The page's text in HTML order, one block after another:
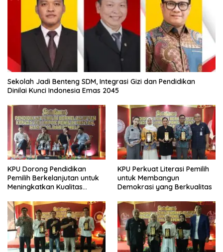
Sekolah Jadi Benteng SDM, Integrasi Gizi dan Pendidikan
Dinilai Kunci Indonesia Emas 2045
KPU Dorong Pendidikan
Pemilih Berkelanjutan untuk
Meningkatkan Kualitas
KPU Perkuat Literasi Pemilih
untuk Membangun
Demokrasi yang Berkualitas